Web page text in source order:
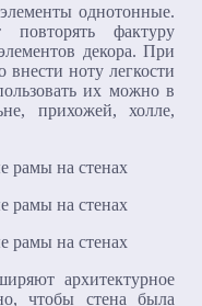
однотонные.
фактуру
декора. При
ноту легкости
их можно в
прихожей, холле,
архитектурное
чтобы стена была